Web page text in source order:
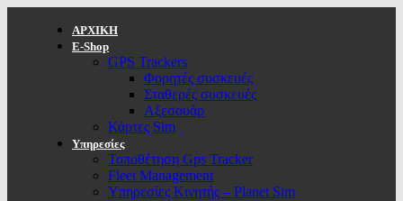
ΑΡΧΙΚΗ
E-Shop
GPS Trackers
Φορητές συσκευές
Σταθερές συσκευές
Αξεσουάρ
Κάρτες Sim
Υπηρεσίες
Τοποθέτηση Gps Tracker
Fleet Management
Υπηρεσίες Κινητής – Planet Sim